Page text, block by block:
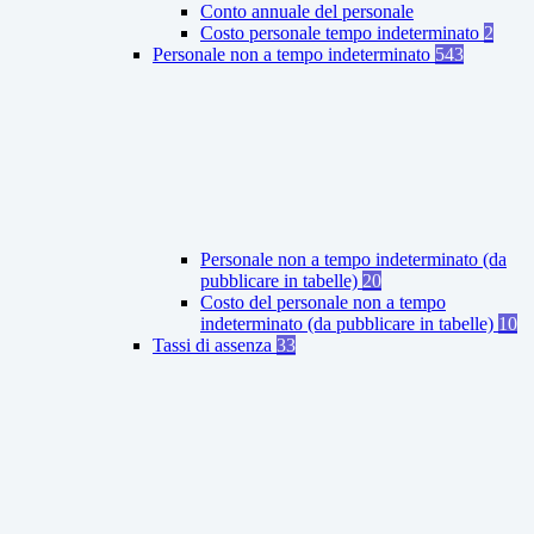
Conto annuale del personale
Costo personale tempo indeterminato 2
Personale non a tempo indeterminato 543
Personale non a tempo indeterminato (da
pubblicare in tabelle) 20
Costo del personale non a tempo
indeterminato (da pubblicare in tabelle) 10
Tassi di assenza 33